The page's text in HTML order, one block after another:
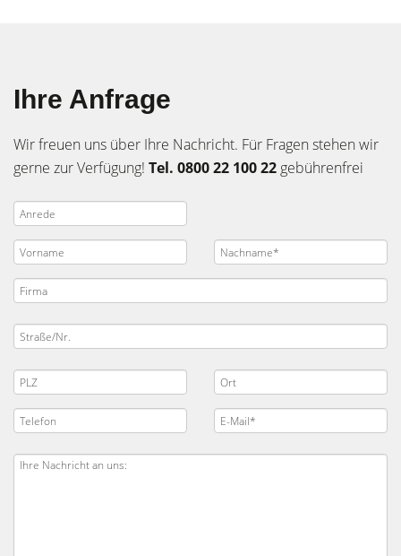
Ihre Anfrage
Wir freuen uns über Ihre Nachricht. Für Fragen stehen wir
gerne zur Verfügung! Tel. 0800 22 100 22 gebührenfrei